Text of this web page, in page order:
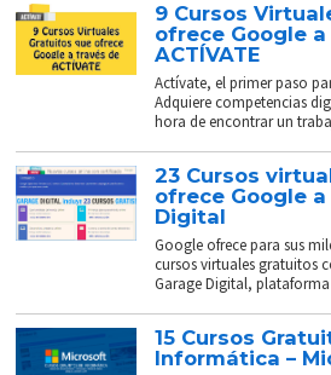
9 Cursos
ofrece Google
ACTÍVATE
Actívate, el primer paso
Adquiere competencias
hora de encontrar un
23 Cursos
ofrece Google
Digital
Google ofrece para sus
cursos virtuales gratuitos
Garage Digital,
15 Cursos
Informática –